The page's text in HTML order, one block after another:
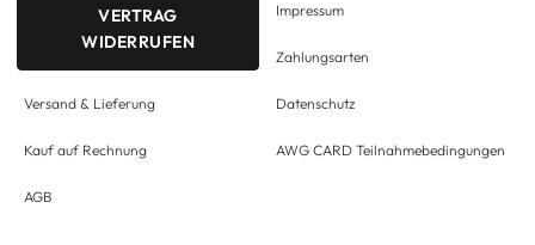
VERTRAG
WIDERRUFEN
Versand & Lieferung
Kauf auf Rechnung
AGB
Impressum
Zahlungsarten
Datenschutz
AWG CARD Teilnahmebedingungen